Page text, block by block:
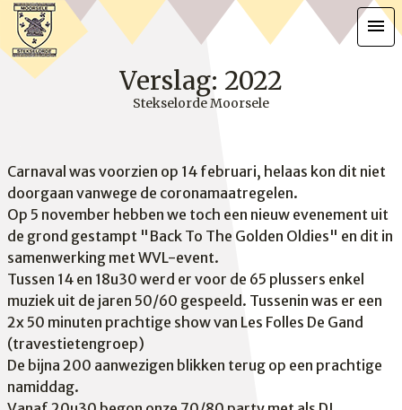
menu
Verslag: 2022
Stekselorde Moorsele
Carnaval was voorzien op 14 februari, helaas kon dit niet
doorgaan vanwege de coronamaatregelen.
Op 5 november hebben we toch een nieuw evenement uit
de grond gestampt "Back To The Golden Oldies" en dit in
samenwerking met WVL-event.
Tussen 14 en 18u30 werd er voor de 65 plussers enkel
muziek uit de jaren 50/60 gespeeld. Tussenin was er een
2x 50 minuten prachtige show van Les Folles De Gand
(travestietengroep)
De bijna 200 aanwezigen blikken terug op een prachtige
namiddag.